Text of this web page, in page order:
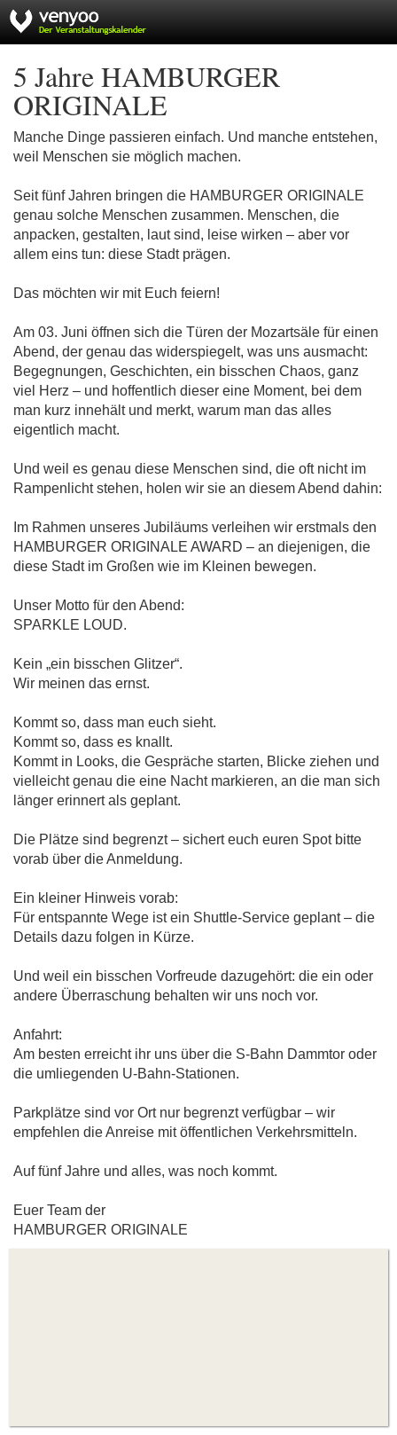
5 Jahre HAMBURGER
ORIGINALE
Manche Dinge passieren einfach. Und manche entstehen,
weil Menschen sie möglich machen.
Seit fünf Jahren bringen die HAMBURGER ORIGINALE
genau solche Menschen zusammen. Menschen, die
anpacken, gestalten, laut sind, leise wirken – aber vor
allem eins tun: diese Stadt prägen.
Das möchten wir mit Euch feiern!
Am 03. Juni öffnen sich die Türen der Mozartsäle für einen
Abend, der genau das widerspiegelt, was uns ausmacht:
Begegnungen, Geschichten, ein bisschen Chaos, ganz
viel Herz – und hoffentlich dieser eine Moment, bei dem
man kurz innehält und merkt, warum man das alles
eigentlich macht.
Und weil es genau diese Menschen sind, die oft nicht im
Rampenlicht stehen, holen wir sie an diesem Abend dahin:
Im Rahmen unseres Jubiläums verleihen wir erstmals den
HAMBURGER ORIGINALE AWARD – an diejenigen, die
diese Stadt im Großen wie im Kleinen bewegen.
Unser Motto für den Abend:
SPARKLE LOUD.
Kein „ein bisschen Glitzer“.
Wir meinen das ernst.
Kommt so, dass man euch sieht.
Kommt so, dass es knallt.
Kommt in Looks, die Gespräche starten, Blicke ziehen und
vielleicht genau die eine Nacht markieren, an die man sich
länger erinnert als geplant.
Die Plätze sind begrenzt – sichert euch euren Spot bitte
vorab über die Anmeldung.
Ein kleiner Hinweis vorab:
Für entspannte Wege ist ein Shuttle-Service geplant – die
Details dazu folgen in Kürze.
Und weil ein bisschen Vorfreude dazugehört: die ein oder
andere Überraschung behalten wir uns noch vor.
Anfahrt:
Am besten erreicht ihr uns über die S-Bahn Dammtor oder
die umliegenden U-Bahn-Stationen.
Parkplätze sind vor Ort nur begrenzt verfügbar – wir
empfehlen die Anreise mit öffentlichen Verkehrsmitteln.
Auf fünf Jahre und alles, was noch kommt.
Euer Team der
HAMBURGER ORIGINALE